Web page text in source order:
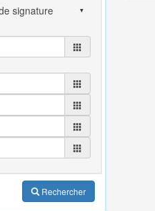
Rechercher